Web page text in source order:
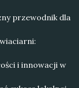
przewodnik dla
i innowacji w